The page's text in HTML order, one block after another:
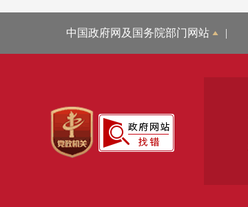
中国政府网及国务院部门网站 |